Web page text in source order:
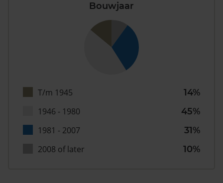
Bouwjaar
T/m 1945
14%
1946 - 1980
45%
1981 - 2007
31%
2008 of later
10%